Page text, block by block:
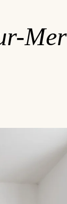
Mer